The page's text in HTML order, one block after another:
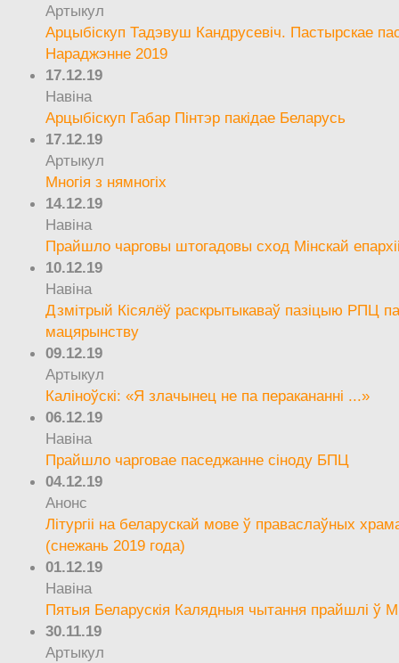
Артыкул
Арцыбіскуп Тадэвуш Кандрусевіч. Пастырскае
Нараджэнне 2019
17.12.19
Навіна
Арцыбіскуп Габар Пінтэр пакідае Беларусь
17.12.19
Артыкул
Многія з нямногіх
14.12.19
Навіна
Прайшло чарговы штогадовы сход Мінскай
10.12.19
Навіна
Дзмітрый Кісялёў раскрытыкаваў пазіцыю РПЦ
мацярынству
09.12.19
Артыкул
Каліноўскі: «Я злачынец не па перакананні ...»
06.12.19
Навіна
Прайшло чарговае паседжанне сіноду БПЦ
04.12.19
Анонс
Літургіі на беларускай мове ў праваслаўных
(снежань 2019 года)
01.12.19
Навіна
Пятыя Беларускія Калядныя чытання прайшлі ў
30.11.19
Артыкул